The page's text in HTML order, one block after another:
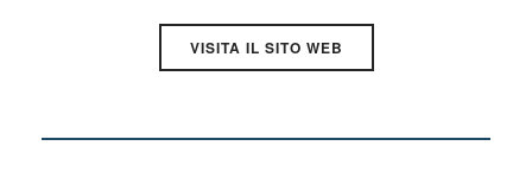
VISITA IL SITO WEB